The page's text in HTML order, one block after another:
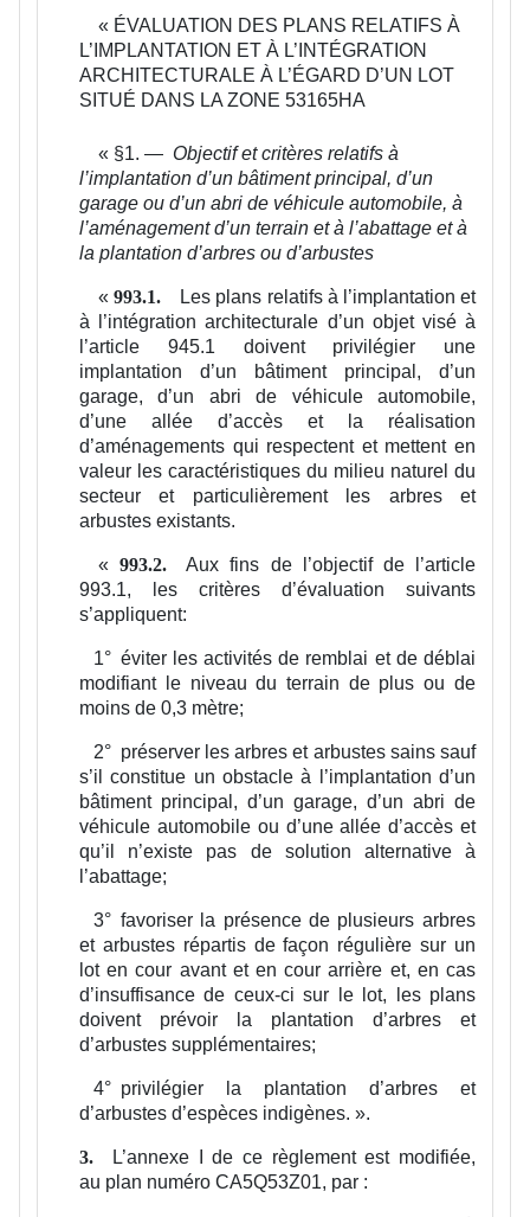
« ÉVALUATION DES PLANS RELATIFS À
L’IMPLANTATION ET À L’INTÉGRATION
ARCHITECTURALE À L’ÉGARD D’UN LOT
SITUÉ DANS LA ZONE 53165HA
« §1. — Objectif et critères relatifs à
l’implantation d’un bâtiment principal, d’un
garage ou d’un abri de véhicule automobile, à
l’aménagement d’un terrain et à l’abattage et à
la plantation d’arbres ou d’arbustes
«993.1.
Les plans relatifs à l’implantation et
à l’intégration architecturale d’un objet visé à
l’article 945.1 doivent privilégier une
implantation d’un bâtiment principal, d’un
garage, d’un abri de véhicule automobile,
d’une allée d’accès et la réalisation
d’aménagements qui respectent et mettent en
valeur les caractéristiques du milieu naturel du
secteur et particulièrement les arbres et
arbustes existants.
«993.2.
Aux fins de l’objectif de l’article
993.1, les critères d’évaluation suivants
s’appliquent:
1° éviter les activités de remblai et de déblai
modifiant le niveau du terrain de plus ou de
moins de 0,3 mètre;
2° préserver les arbres et arbustes sains sauf
s’il constitue un obstacle à l’implantation d’un
bâtiment principal, d’un garage, d’un abri de
véhicule automobile ou d’une allée d’accès et
qu’il n’existe pas de solution alternative à
l’abattage;
3° favoriser la présence de plusieurs arbres
et arbustes répartis de façon régulière sur un
lot en cour avant et en cour arrière et, en cas
d’insuffisance de ceux-ci sur le lot, les plans
doivent prévoir la plantation d’arbres et
d’arbustes supplémentaires;
4° privilégier la plantation d’arbres et
d’arbustes d’espèces indigènes. ».
3.
L’annexe I de ce règlement est modifiée,
au plan numéro CA5Q53Z01, par :